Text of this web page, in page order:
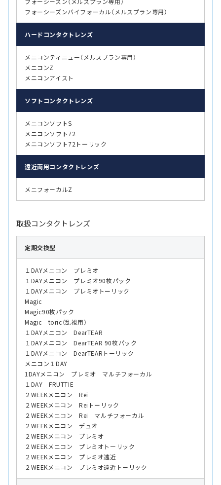
フォーシーズンバイフォーカル（メルスプラン専用）
ハード コンタクトレンズ
メニコンティニュー（メルスプラン専用）
メニコンZ
メニコンアイスト
ソフト コンタクトレンズ
メニコンソフトS
メニコンソフト72
メニコンソフト72トーリック
遠近両用コンタクトレンズ
メニフォーカルZ
取扱コンタクトレンズ
定期交換型
１DAYメニコン プレミオ
１DAYメニコン プレミオ90枚パック
１DAYメニコン プレミオトーリック
Magic
Magic90枚パック
Magic toric（乱視用）
１DAYメニコン DearTEAR
１DAYメニコン DearTEAR 90枚パック
１DAYメニコン DearTEARトーリック
メニコン１DAY
1DAYメニコン プレミオ マルチフォーカル
１DAY FRUTTIE
２WEEKメニコン Rei
２WEEKメニコン Reiトーリック
２WEEKメニコン Rei マルチフォーカル
２WEEKメニコン デュオ
２WEEKメニコン プレミオ
２WEEKメニコン プレミオトーリック
２WEEKメニコン プレミオ遠近
２WEEKメニコン プレミオ遠近トーリック